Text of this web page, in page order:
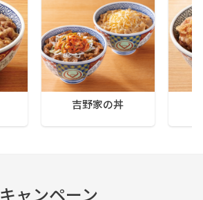
吉野家の丼
キャンペーン